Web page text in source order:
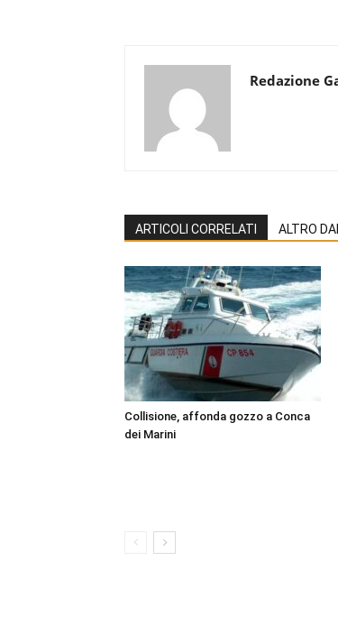
Redazione
ARTICOLI CORRELATI ALTRO
Collisione, affonda gozzo a Conca
dei Marini